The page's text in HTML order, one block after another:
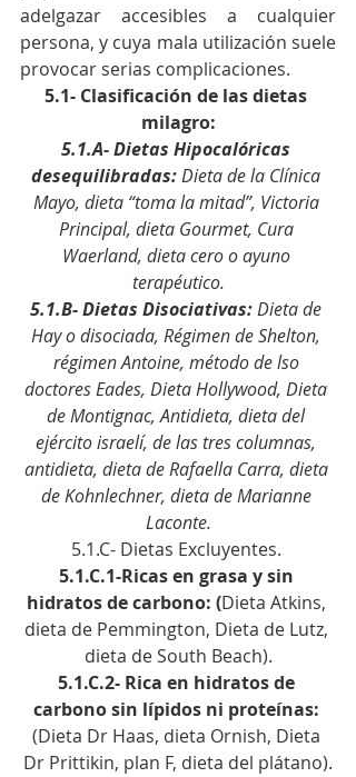
adelgazar accesibles a cualquier
persona, y cuya mala utilización suele
provocar serias complicaciones.
5.1- Clasificación de las dietas
milagro:
5.1.A- Dietas Hipocalóricas
desequilibradas: Dieta de la Clínica
Mayo, dieta “toma la mitad”, Victoria
Principal, dieta Gourmet, Cura
Waerland, dieta cero o ayuno
terapéutico.
5.1.B- Dietas Disociativas: Dieta de
Hay o disociada, Régimen de Shelton,
régimen Antoine, método de lso
doctores Eades, Dieta Hollywood, Dieta
de Montignac, Antidieta, dieta del
ejército israelí, de las tres columnas,
antidieta, dieta de Rafaella Carra, dieta
de Kohnlechner, dieta de Marianne
Laconte.
5.1.C- Dietas Excluyentes.
5.1.C.1-Ricas en grasa y sin
hidratos de carbono: (Dieta Atkins,
dieta de Pemmington, Dieta de Lutz,
dieta de South Beach).
5.1.C.2- Rica en hidratos de
carbono sin lípidos ni proteínas:
(Dieta Dr Haas, dieta Ornish, Dieta
Dr Prittikin, plan F, dieta del plátano).